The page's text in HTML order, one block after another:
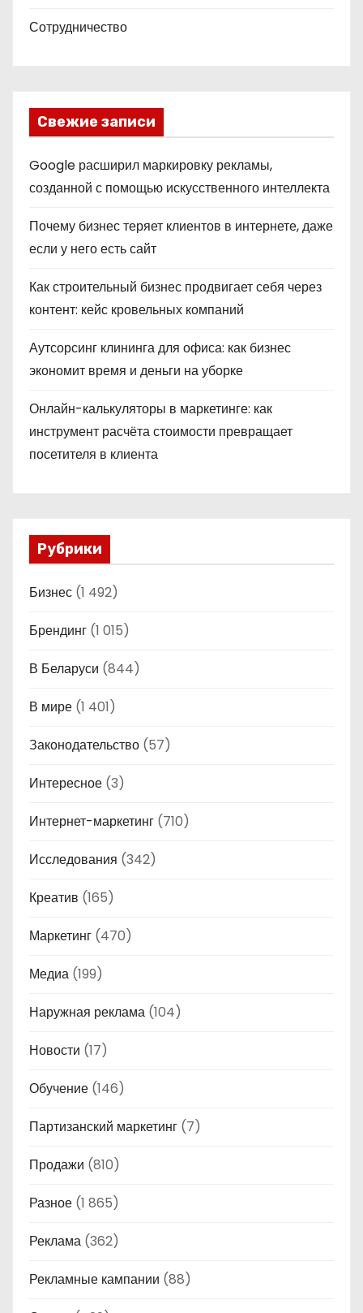
Сотрудничество
Свежие записи
Google расширил маркировку рекламы,
созданной с помощью искусственного интеллекта
Почему бизнес теряет клиентов в интернете, даже
если у него есть сайт
Как строительный бизнес продвигает себя через
контент: кейс кровельных компаний
Аутсорсинг клининга для офиса: как бизнес
экономит время и деньги на уборке
Онлайн-калькуляторы в маркетинге: как
инструмент расчёта стоимости превращает
посетителя в клиента
Рубрики
Бизнес (1 492)
Брендинг (1 015)
В Беларуси (844)
В мире (1 401)
Законодательство (57)
Интересное (3)
Интернет-маркетинг (710)
Исследования (342)
Креатив (165)
Маркетинг (470)
Медиа (199)
Наружная реклама (104)
Новости (17)
Обучение (146)
Партизанский маркетинг (7)
Продажи (810)
Разное (1 865)
Реклама (362)
Рекламные кампании (88)